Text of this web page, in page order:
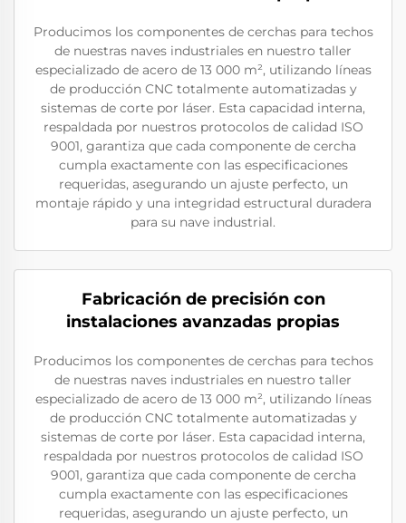
Producimos los componentes de cerchas para techos
de nuestras naves industriales en nuestro taller
especializado de acero de 13 000 m², utilizando líneas
de producción CNC totalmente automatizadas y
sistemas de corte por láser. Esta capacidad interna,
respaldada por nuestros protocolos de calidad ISO
9001, garantiza que cada componente de cercha
cumpla exactamente con las especificaciones
requeridas, asegurando un ajuste perfecto, un
montaje rápido y una integridad estructural duradera
para su nave industrial.
Fabricación de precisión con
instalaciones avanzadas propias
Producimos los componentes de cerchas para techos
de nuestras naves industriales en nuestro taller
especializado de acero de 13 000 m², utilizando líneas
de producción CNC totalmente automatizadas y
sistemas de corte por láser. Esta capacidad interna,
respaldada por nuestros protocolos de calidad ISO
9001, garantiza que cada componente de cercha
cumpla exactamente con las especificaciones
requeridas, asegurando un ajuste perfecto, un